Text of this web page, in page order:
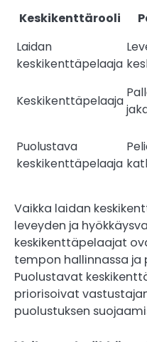
Keskikenttärooli
Laidan
keskikenttäpelaaja
Keskikenttäpelaaja
Puolustava
keskikenttäpelaaja
Vaikka laidan
leveyden ja
keskikenttäpelaajat
tempon hallinnassa ja
Puolustavat
priorisoivat
puolustuksen